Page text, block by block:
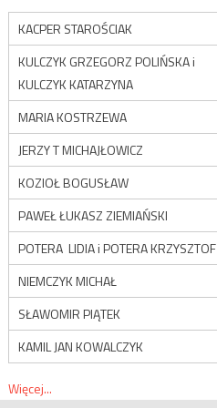
KACPER STAROŚCIAK
KULCZYK GRZEGORZ POLIŃSKA i
KULCZYK KATARZYNA
MARIA KOSTRZEWA
JERZY T MICHAJŁOWICZ
KOZIOŁ BOGUSŁAW
PAWEŁ ŁUKASZ ZIEMIAŃSKI
POTERA LIDIA i POTERA KRZYSZTOF
NIEMCZYK MICHAŁ
SŁAWOMIR PIĄTEK
KAMIL JAN KOWALCZYK
Więcej...